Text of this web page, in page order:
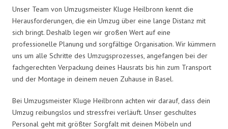
Unser Team von Umzugsmeister Kluge Heilbronn kennt die
Herausforderungen, die ein Umzug über eine lange Distanz mit
sich bringt. Deshalb legen wir großen Wert auf eine
professionelle Planung und sorgfältige Organisation. Wir kümmern
uns um alle Schritte des Umzugsprozesses, angefangen bei der
fachgerechten Verpackung deines Hausrats bis hin zum Transport
und der Montage in deinem neuen Zuhause in Basel.
Bei Umzugsmeister Kluge Heilbronn achten wir darauf, dass dein
Umzug reibungslos und stressfrei verläuft. Unser geschultes
Personal geht mit größter Sorgfalt mit deinen Möbeln und